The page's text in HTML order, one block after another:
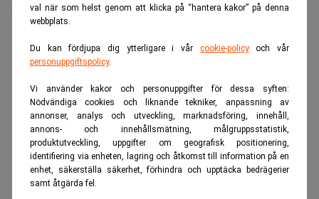
val när som helst genom att klicka på “hantera kakor” på denna
webbplats.
Du kan fördjupa dig ytterligare i vår cookie-policyoch vår
personuppgiftspolicy.
Vi använder kakor och personuppgifter för dessa syften:
Nödvändiga cookies och liknande tekniker, anpassning av
annonser, analys och utveckling, marknadsföring, innehåll,
annons- och innehållsmätning, målgruppsstatistik,
produktutveckling, uppgifter om geografisk positionering,
identifiering via enheten, lagring och åtkomst till information på en
enhet, säkerställa säkerhet, förhindra och upptäcka bedrägerier
samt åtgärda fel.
innan notering.